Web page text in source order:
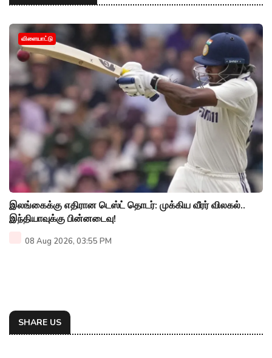
விளையாட்டு
இலங்கைக்கு எதிரான டெஸ்ட் தொடர்: முக்கிய வீரர் விலகல்..
இந்தியாவுக்கு பின்னடைவு!
08 Aug 2026, 03:55 PM
SHARE US